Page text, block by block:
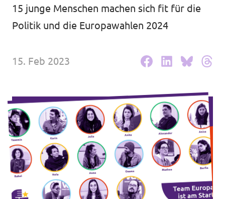
Volt in deinem Bundesland
Neuigkeiten
Unsere Events
Presse
Mache bei uns mit!
Deine Spende für Volt!
Jobs bei Volt
15 junge Menschen machen sich fit für die
Politik und die Europawahlen 2024
15. Feb 2023